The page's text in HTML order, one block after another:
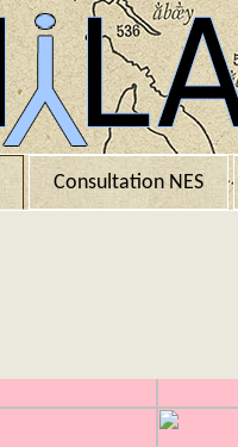
Consultation NES